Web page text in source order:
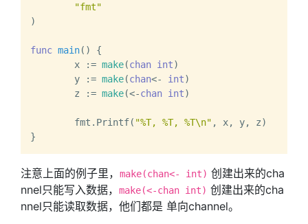
"fmt"
)
func main()
{
	x :=
make(chan int)
	y :=
make(chan<- int)
	z :=
make(<-chan int)
	fmt.Printf(
"%T, %T, %T\n" , x, y, z)
注意上面的例子里， make(chan<- int) 创建出来的cha
nnel只能写入数据，
make(<-chan int) 创建出来的cha
nnel只能读取数据，他们都是 单向channel。